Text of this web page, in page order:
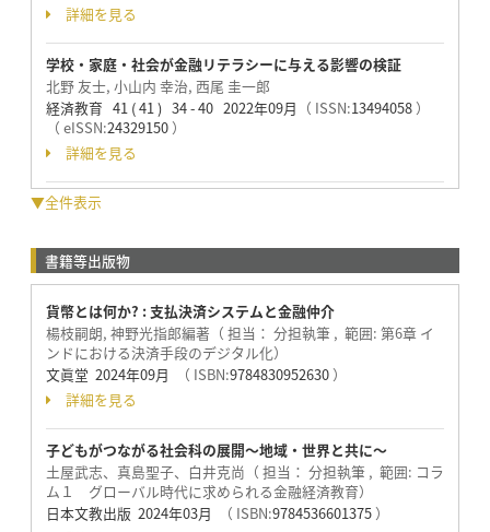
詳細を見る
学校・家庭・社会が金融リテラシーに与える影響の検証
北野 友士, 小山内 幸治, 西尾 圭一郎
経済教育 41 ( 41 ) 34 - 40 2022年09月 （ ISSN:13494058）
（ eISSN:24329150）
詳細を見る
▼全件表示
書籍等出版物
貨幣とは何か? : 支払決済システムと金融仲介
楊枝嗣朗, 神野光指郎編著（ 担当： 分担執筆 , 範囲: 第6章 イ
ンドにおける決済手段のデジタル化）
文眞堂 2024年09月
（ ISBN:9784830952630）
詳細を見る
子どもがつながる社会科の展開～地域・世界と共に～
土屋武志、真島聖子、白井克尚（ 担当： 分担執筆 , 範囲: コラ
ム１ グローバル時代に求められる金融経済教育）
日本文教出版 2024年03月
（ ISBN:9784536601375）